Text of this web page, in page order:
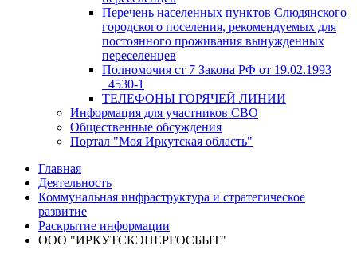
Перечень населенных пунктов Слюдянского
городского поселения, рекомендуемых для
постоянного проживания вынужденных
переселенцев
Полномочия ст 7 Закона РФ от 19.02.1993
_4530-1
ТЕЛЕФОНЫ ГОРЯЧЕЙ ЛИНИИ
Информация для участников СВО
Общественные обсуждения
Портал "Моя Иркутская область"
Главная
Деятельность
Коммунальная инфраструктура и стратегическое
развитие
Раскрытие информации
ООО "ИРКУТСКЭНЕРГОСБЫТ"